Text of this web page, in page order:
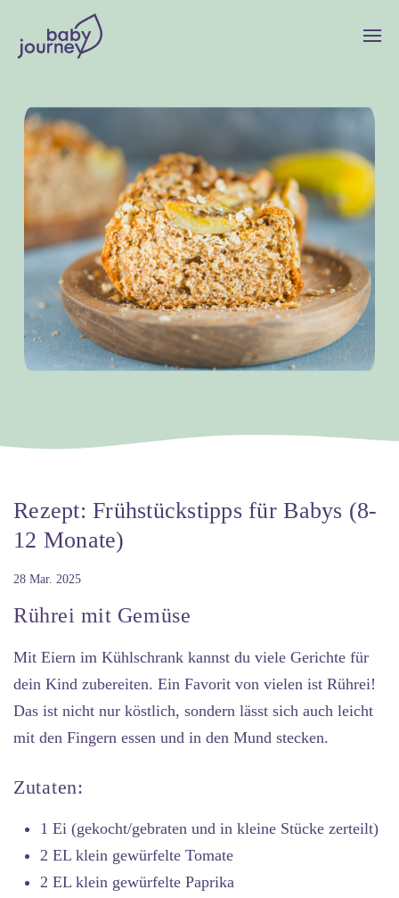
Rezept: Frühstückstipps für Babys (8-
12 Monate)
28 Mar. 2025
Rührei mit Gemüse
Mit Eiern im Kühlschrank kannst du viele Gerichte für
dein Kind zubereiten. Ein Favorit von vielen ist Rührei!
Das ist nicht nur köstlich, sondern lässt sich auch leicht
mit den Fingern essen und in den Mund stecken.
Zutaten:
1 Ei (gekocht/gebraten und in kleine Stücke zerteilt)
2 EL klein gewürfelte Tomate
2 EL klein gewürfelte Paprika